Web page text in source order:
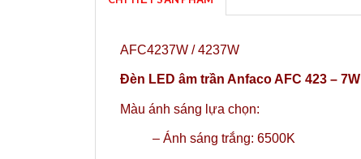
AFC4237W / 4237W
Đèn LED âm trần Anfaco AFC 423 – 7W
Màu ánh sáng lựa chọn:
– Ánh sáng trắng: 6500K